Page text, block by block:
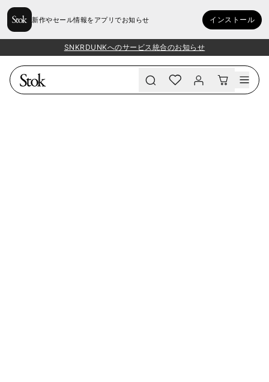
新作やセール情報をアプリでお知らせ インストール
SNKRDUNKへのサービス統合のお知らせ